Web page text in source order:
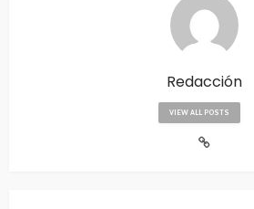
Redacción
VIEW ALL POSTS